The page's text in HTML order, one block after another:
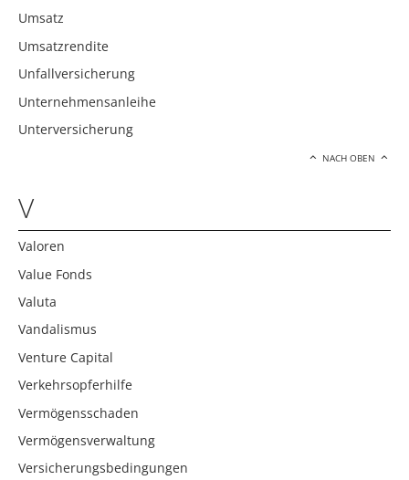
Umsatz
Umsatzrendite
Unfallversicherung
Unternehmensanleihe
Unterversicherung
NACH OBEN
V
Valoren
Value Fonds
Valuta
Vandalismus
Venture Capital
Verkehrsopferhilfe
Vermögensschaden
Vermögensverwaltung
Versicherungsbedingungen